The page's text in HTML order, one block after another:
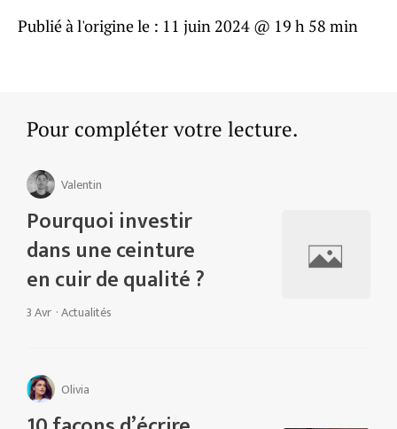
Publié à l'origine le : 11 juin 2024 @ 19 h 58 min
Pour compléter votre lecture.
Valentin
Pourquoi investir
dans une ceinture
en cuir de qualité ?
3 Avr ·Actualités
Olivia